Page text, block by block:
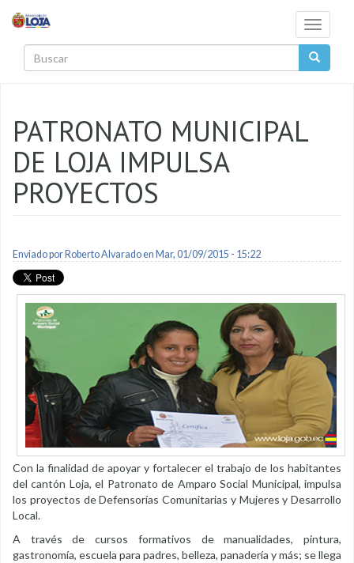
Toggle
PATRONATO MUNICIPAL
DE LOJA IMPULSA
PROYECTOS
Enviado por Roberto Alvaradoen Mar, 01/09/2015 - 15:22
Con la finalidad de apoyar y fortalecer el trabajo de los habitantes
del cantón Loja, el Patronato de Amparo Social Municipal, impulsa
los proyectos de Defensorías Comunitarias y Mujeres y Desarrollo
Local.
A través de cursos formativos de manualidades, pintura,
gastronomía, escuela para padres, belleza, panadería y más; se llega